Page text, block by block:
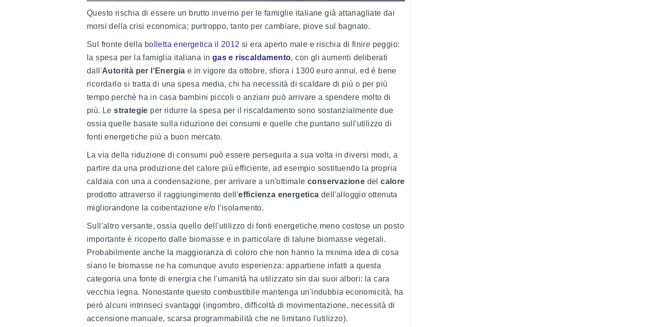
Questo rischia di essere un brutto inverno per le famiglie italiane già attanagliate dai
morsi della crisi economica; purtroppo, tanto per cambiare, piove sul bagnato.
Sul fronte della bolletta energetica il 2012 si era aperto male e rischia di finire peggio:
la spesa per la famiglia italiana in gas e riscaldamento, con gli aumenti deliberati
dall'Autorità per l'Energia e in vigore da ottobre, sfiora i 1300 euro annui, ed è bene
ricordarlo si tratta di una spesa media, chi ha necessità di scaldare di più o per più
tempo perchè ha in casa bambini piccoli o anziani può arrivare a spendere molto di
più. Lestrategie per ridurre la spesa per il riscaldamento sono sostanzialmente due
ossia quelle basate sulla riduzione dei consumi e quelle che puntano sull'utilizzo di
fonti energetiche più a buon mercato.
La via della riduzione di consumi può essere perseguita a sua volta in diversi modi, a
partire da una produzione del calore più efficiente, ad esempio sostituendo la propria
caldaia con una a condensazione, per arrivare a un'ottimale conservazione delcalore
prodotto attraverso il raggiungimento dell'efficienza energetica dell'alloggio ottenuta
migliorandone la coibentazione e/o l'isolamento.
Sull'altro versante, ossia quello dell'utilizzo di fonti energetiche meno costose un posto
importante è ricoperto dalle biomasse e in particolare di talune biomasse vegetali.
Probabilmente anche la maggioranza di coloro che non hanno la minima idea di cosa
siano le biomasse ne ha comunque avuto esperienza: appartiene infatti a questa
categoria una fonte di energia che l'umanità ha utilizzato sin dai suoi albori: la cara
vecchia legna. Nonostante questo combustibile mantenga un'indubbia economicità, ha
però alcuni intrinseci svantaggi (ingombro, difficoltà di movimentazione, necessità di
accensione manuale, scarsa programmabilità che ne limitano l'utilizzo).